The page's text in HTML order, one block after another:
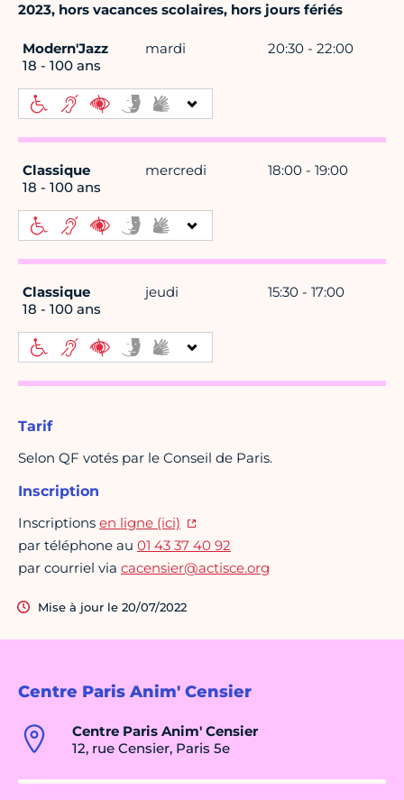
Centre Paris Anim' Censier
Centre Paris Anim' Censier
12, rue Censier, Paris 5e
2023, hors vacances scolaires, hors jours fériés
Modern'Jazz
18 - 100 ans
mardi 20:30 - 22:00
Classique
18 - 100 ans
mercredi 18:00 - 19:00
Classique
18 - 100 ans
jeudi 15:30 - 17:00
Tarif
Selon QF votés par le Conseil de Paris.
Inscription
Inscriptions en ligne (ici)
par téléphone au 01 43 37 40 92
par courriel via cacensier@actisce.org
Mise à jour le 20/07/2022